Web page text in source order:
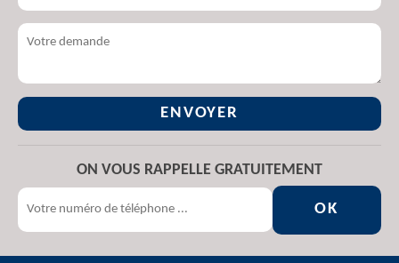
ON VOUS RAPPELLE GRATUITEMENT